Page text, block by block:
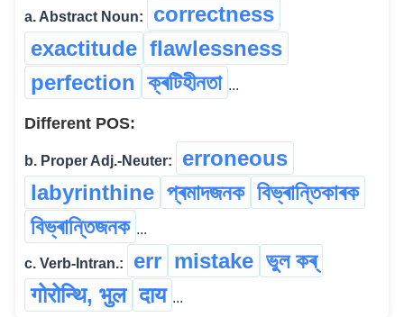
a. Abstract Noun:
correctness
exactitude flawlessness
perfection ক্ৰটিহীনতা ...
Different POS:
b. Proper Adj.-Neuter:
erroneous
labyrinthine প্ৰমাদজনক বিভ্ৰান্তিকাৰক
বিভ্ৰান্তিজনক ...
c. Verb-Intran.: err mistake ভুল কৰ্
गोरोन्थि, भुल दाय ...